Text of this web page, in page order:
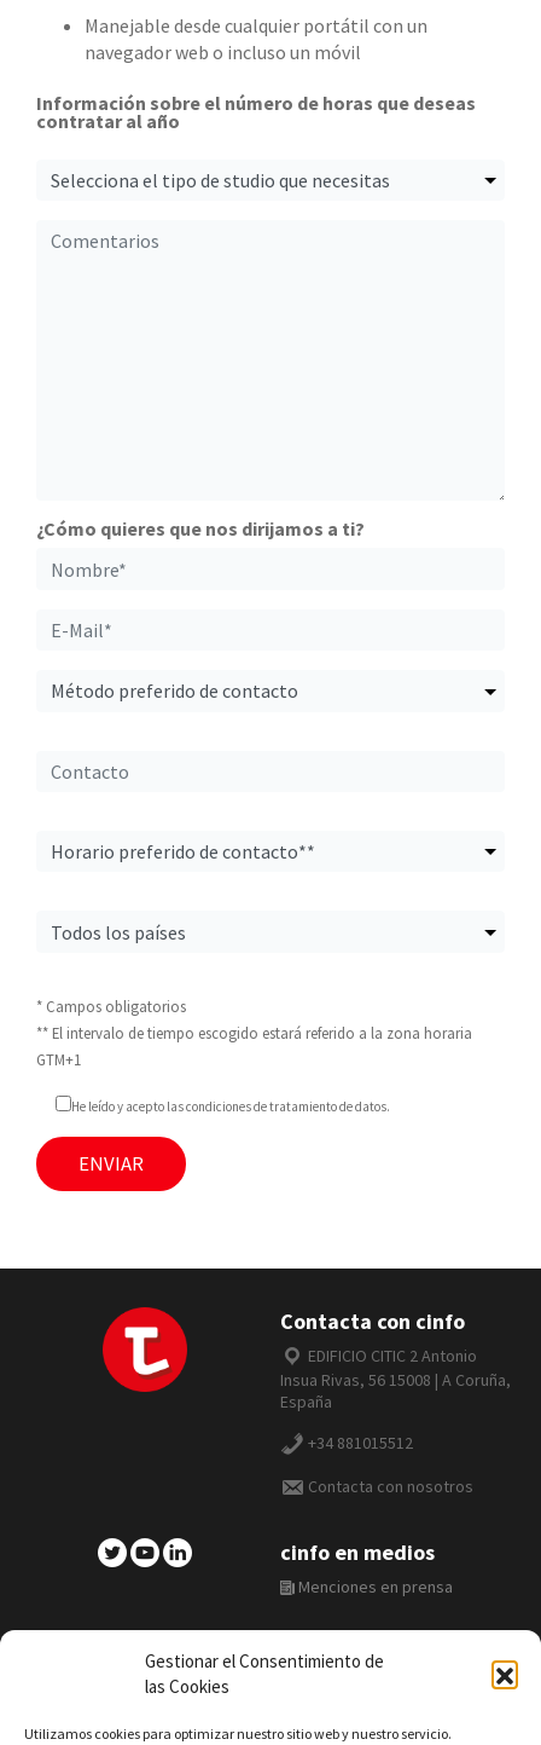
Gestionar el Consentimiento de
las Cookies
Utilizamos cookies para optimizar nuestro sitio web y nuestro servicio.
Manejable desde cualquier portátil con un
navegador web o incluso un móvil
Información sobre el número de horas que deseas
contratar al año
¿Cómo quieres que nos dirijamos a ti?
* Campos obligatorios
** El intervalo de tiempo escogido estará referido a la zona horaria
GTM+1
He leído y acepto las condiciones de tratamiento de datos.
Contacta con cinfo
EDIFICIO CITIC 2 Antonio
Insua Rivas, 56 15008 | A Coruña,
España
+34 881015512
Contacta con nosotros
cinfo en medios
Menciones en prensa